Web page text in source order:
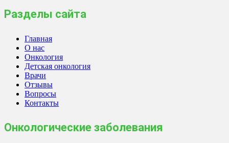
Разделы сайта
Главная
О нас
Онкология
Детская онкология
Врачи
Отзывы
Вопросы
Контакты
Онкологические заболевания